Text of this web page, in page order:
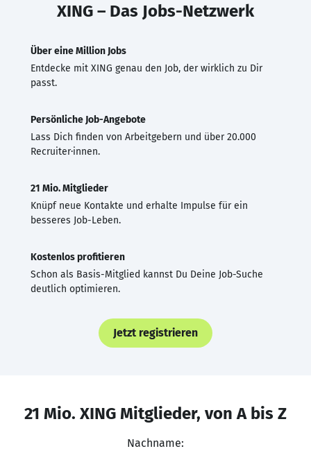
XING – Das Jobs-Netzwerk
Über eine Million Jobs
Entdecke mit XING genau den Job, der wirklich zu Dir
passt.
Persönliche Job-Angebote
Lass Dich finden von Arbeitgebern und über 20.000
Recruiter·innen.
21 Mio. Mitglieder
Knüpf neue Kontakte und erhalte Impulse für ein
besseres Job-Leben.
Kostenlos profitieren
Schon als Basis-Mitglied kannst Du Deine Job-Suche
deutlich optimieren.
Jetzt registrieren
21 Mio. XING Mitglieder, von A bis Z
Nachname: